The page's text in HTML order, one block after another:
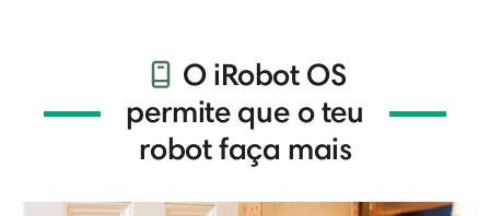
O iRobot OS
permite que o teu
robot faça mais